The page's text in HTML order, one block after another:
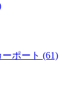
ポート (61)